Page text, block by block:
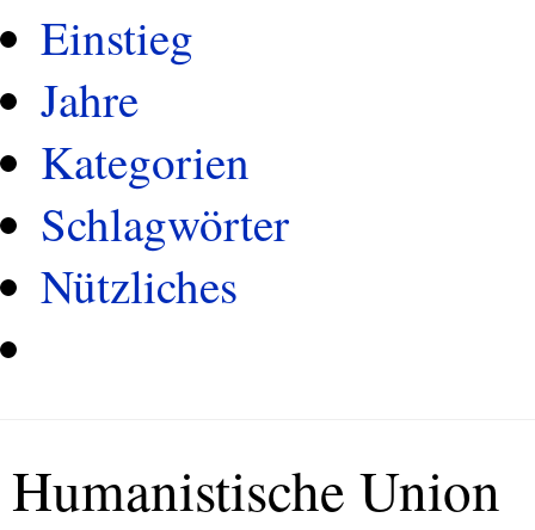
Einstieg
Jahre
Kategorien
Schlagwörter
Nützliches
Humanistische Union